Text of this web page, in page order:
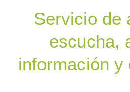
Servicio de
escucha,
información y